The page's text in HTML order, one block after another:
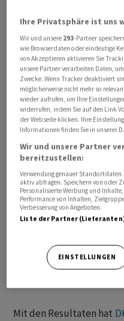
Konkret nahm der
Milliarden zu. Ohne
Übernahmen - also
Verkäufe um 4,3
spezialisierte
Akquisitionen trugen
Aufwertung des
Gegenwind.
zu und zwar um 6,1
Unter dem Strich blieb
Prozent höherer Gewinn
Mit den Resultaten hat
Ihre Privatsphäre ist uns
Wir und unsere 293-Partner
wie Browserdaten oder eindeutige
von Akzeptieren aktivieren Sie
unsere Partner verarbeiten Daten,
Zwecke. Wenn Tracker deaktiviert
möglicherweise nicht mehr so
wieder aufrufen, um Ihre
widerrufen, indem Sie auf den Link
der Webseite klicken. Ihre
Informationen finden Sie in unserer
Wir und unsere Partner
bereitzustellen:
Verwendung genauer
aktiv abfragen. Speichern von oder
Personalisierte Werbung und
Performance von Inhalten,
Verbesserung von Angeboten.
Liste der Partner
EINSTELLUNGEN